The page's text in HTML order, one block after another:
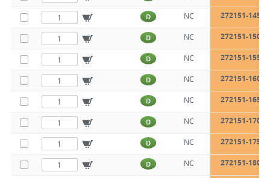
D NC 272151-145
D NC 272151-150
D NC 272151-155
D NC 272151-160
D NC 272151-165
D NC 272151-170
D NC 272151-175
D NC 272151-180